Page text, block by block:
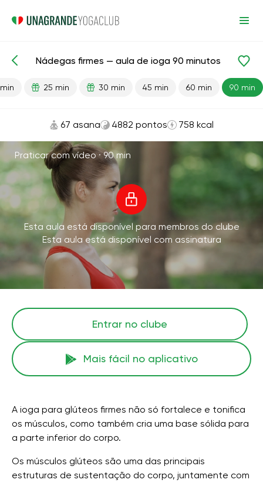
Aulas prontas Nádegas
Nádegas firmes — aula de ioga 90 minutos
25 min 30 min 45 min 60 min 90 min
67 asana 4882 pontos 758 kcal
Praticar com vídeo ·90 min
Esta aula está disponível para membros do clube
Esta aula está disponível com assinatura
Entrar no clube
Mais fácil no aplicativo
A ioga para glúteos firmes não só fortalece e tonifica
os músculos, como também cria uma base sólida para
a parte inferior do corpo.
Os músculos glúteos são uma das principais
estruturas de sustentação do corpo, juntamente com